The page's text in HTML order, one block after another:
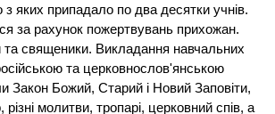
з яких припадало по два десятки учнів.
за рахунок пожертвувань прихожан.
та священики. Викладання навчальних
та церковнослов'янською
Закон Божий, Старий і Новий Заповіти,
молитви, тропарі, церковний спів, а